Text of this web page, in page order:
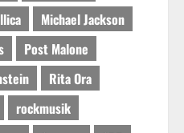
Michael Jackson
Post Malone
Rita Ora
rockmusik